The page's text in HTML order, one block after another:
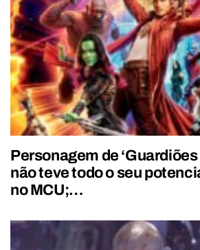
Personagem de ‘Guardiões
não teve todo o seu
no MCU;…